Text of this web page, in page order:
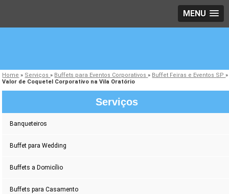
MENU
Home » Serviços» Buffets para Eventos Corporativos» Buffet Feiras e Eventos SP»
Valor de Coquetel Corporativo na Vila Oratório
Serviços
Banqueteiros
Buffet para Wedding
Buffets a Domicílio
Buffets para Casamento